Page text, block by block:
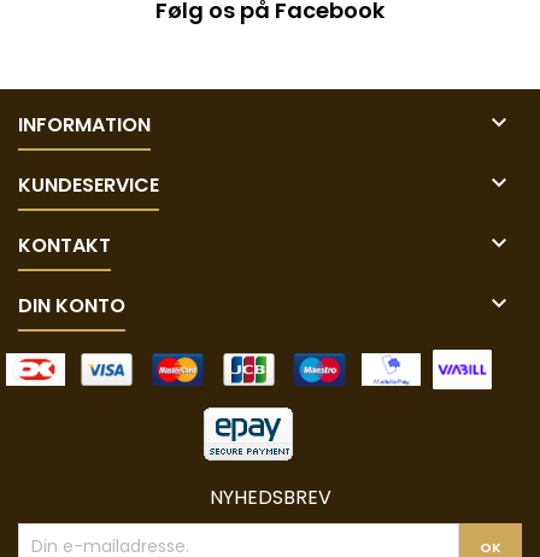
Følg os på Facebook
INFORMATION 
KUNDESERVICE 
KONTAKT 
DIN KONTO 
NYHEDSBREV